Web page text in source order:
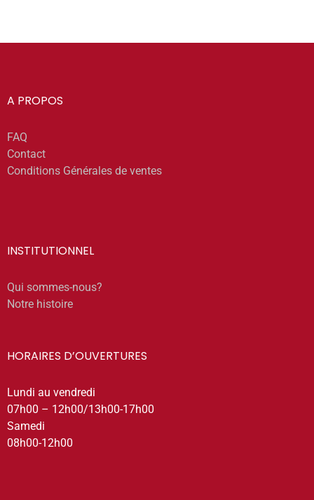
A PROPOS
FAQ
Contact
Conditions Générales de ventes
INSTITUTIONNEL
Qui sommes-nous?
Notre histoire
HORAIRES D’OUVERTURES
Lundi au vendredi
07h00 – 12h00/13h00-17h00
Samedi
08h00-12h00